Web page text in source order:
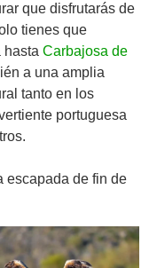
que disfrutarás de
tienes que
hasta Carbajosa de
a una amplia
tanto en los
portuguesa
escapada de fin de